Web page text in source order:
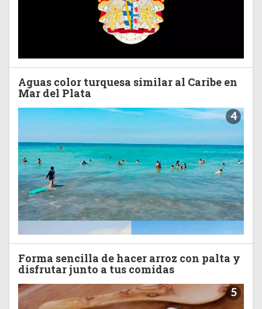
Aguas color turquesa similar al Caribe en
Mar del Plata
4
Forma sencilla de hacer arroz con palta y
disfrutar junto a tus comidas
5